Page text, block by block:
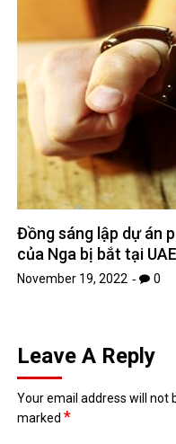
Đồng sáng lập dự án
của Nga bị bắt tại UAE
November 19, 2022 0
Leave A Reply
Your email address will not
marked*